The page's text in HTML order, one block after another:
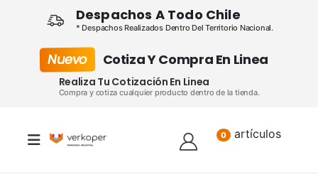
Despachos A Todo Chile
* Despachos Realizados Dentro Del Territorio Nacional.
Nuevo Cotiza Y Compra En Linea
Realiza Tu Cotización En Linea
Compra y cotiza cualquier producto dentro de la tienda.
0 artículos